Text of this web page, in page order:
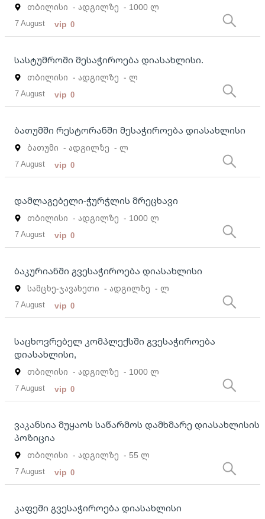
თბილისი - ადგილზე - 1000 ლ
7 August vip 0
სასტუმროში მესაჭიროება დიასახლისი.
თბილისი - ადგილზე - ლ
7 August vip 0
ბათუმში რესტორანში მესაჭიროება დიასახლისი
ბათუმი - ადგილზე - ლ
7 August vip 0
დამლაგებელი-ჭურჭლის მრეცხავი
თბილისი - ადგილზე - 1000 ლ
7 August vip 0
ბაკურიანში გვესაჭიროება დიასახლისი
სამცხე-ჯავახეთი - ადგილზე - ლ
7 August vip 0
საცხოვრებელ კომპლექსში გვესაჭიროება
დიასახლისი,
თბილისი - ადგილზე - 1000 ლ
7 August vip 0
ვაკანსია მუყაოს საწარმოს დამხმარე დიასახლისის
პოზიცია
თბილისი - ადგილზე - 55 ლ
7 August vip 0
კაფეში გვესაჭიროება დიასახლისი